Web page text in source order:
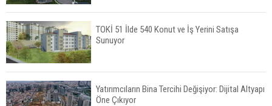
TOKİ 51 İlde 540 Konut ve İş Yerini Satışa
Sunuyor
Yatırımcıların Bina Tercihi Değişiyor: Dijital Altyapı
Öne Çıkıyor